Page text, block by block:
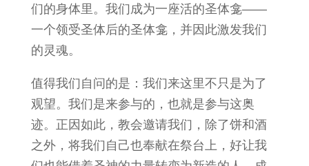
们的身体里。我们成为一座活的圣体龛——
一个领受圣体后的圣体龛，并因此激发我们
的灵魂。
值得我们自问的是：我们来这里不只是为了
观望。我们是来参与的，也就是参与这奥
迹。正因如此，教会邀请我们，除了饼和酒
之外，将我们自己也奉献在祭台上，好让我